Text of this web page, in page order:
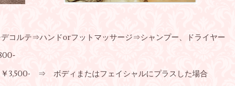
コルテ⇒ハンドorフットマッサージ⇒シャンプー、ドライヤー
3,500- ⇒ ボディまたはフェイシャルにプラスした場合